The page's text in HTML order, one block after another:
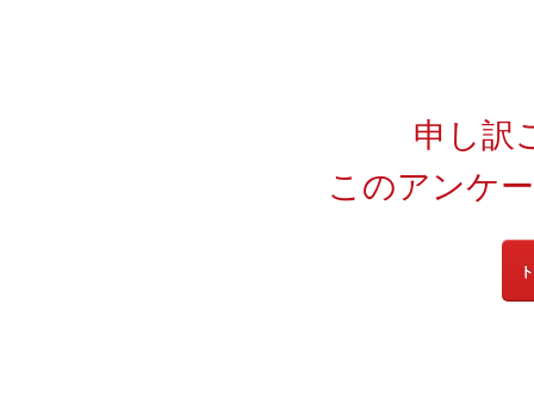
申し訳
このアンケ